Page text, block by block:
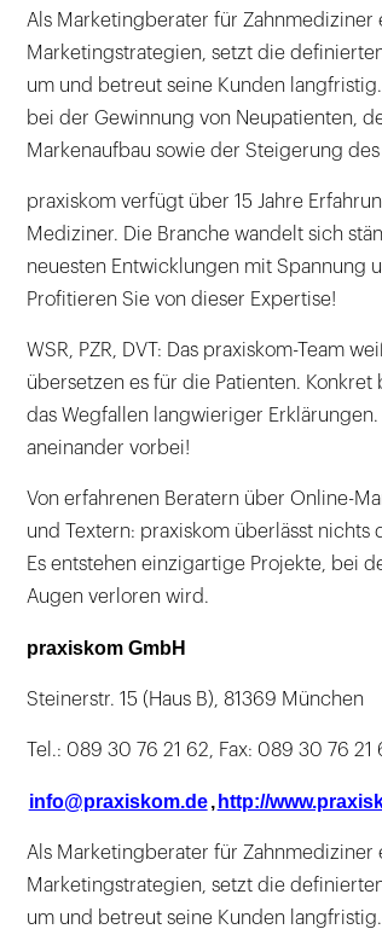
Als Marketingberater für Zahnmediziner
Marketingstrategien, setzt die
um und betreut seine Kunden
bei der Gewinnung von Neupatienten,
Markenaufbau sowie der Steigerung
praxiskom verfügt über 15 Jahre
Mediziner. Die Branche wandelt sich
neuesten Entwicklungen mit Spannung
Profitieren Sie von dieser Expertise!
WSR, PZR, DVT: Das praxiskom-Team
übersetzen es für die Patienten.
das Wegfallen langwieriger
aneinander vorbei!
Von erfahrenen Beratern über Online-
und Textern: praxiskom überlässt nichts
Es entstehen einzigartige Projekte, bei
Augen verloren wird.
praxiskom GmbH
Steinerstr. 15 (Haus B), 81369 München
Tel.: 089 30 76 21 62, Fax: 089 30 76 21
info@praxiskom.de, http://
Als Marketingberater für Zahnmediziner
Marketingstrategien, setzt die
um und betreut seine Kunden langfristig.